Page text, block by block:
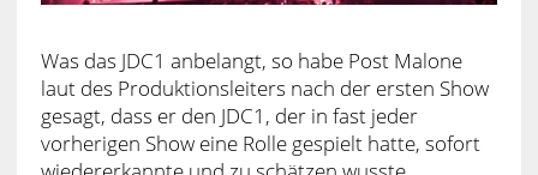
Was das JDC1 anbelangt, so habe Post Malone
laut des Produktionsleiters nach der ersten Show
gesagt, dass er den JDC1, der in fast jeder
vorherigen Show eine Rolle gespielt hatte, sofort